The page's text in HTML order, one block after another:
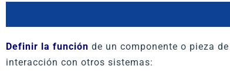
Definir la función de un componente o pieza
interacción con otros sistemas: